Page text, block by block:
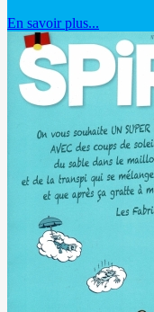
En savoir plus...